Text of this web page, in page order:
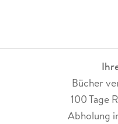
Bücher
100 Tage
Abholung